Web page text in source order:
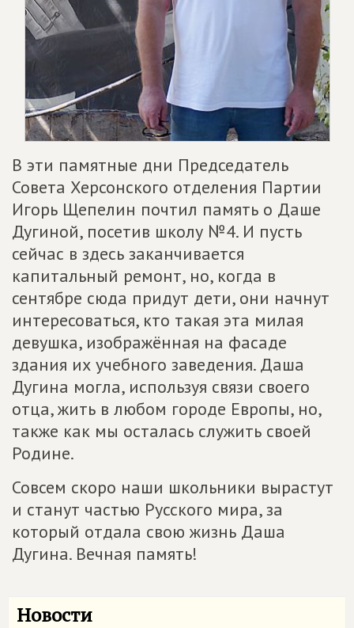
В эти памятные дни Председатель
Совета Херсонского отделения Партии
Игорь Щепелин почтил память о Даше
Дугиной, посетив школу №4. И пусть
сейчас в здесь заканчивается
капитальный ремонт, но, когда в
сентябре сюда придут дети, они начнут
интересоваться, кто такая эта милая
девушка, изображённая на фасаде
здания их учебного заведения. Даша
Дугина могла, используя связи своего
отца, жить в любом городе Европы, но,
также как мы осталась служить своей
Родине.
Совсем скоро наши школьники вырастут
и станут частью Русского мира, за
который отдала свою жизнь Даша
Дугина. Вечная память!
Новости